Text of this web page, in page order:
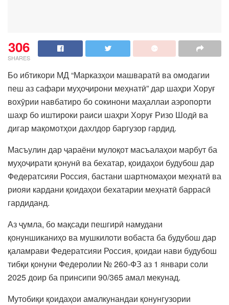
306
SHARES
Бо ибтикори МД “Марказҳои машваратӣ ва омодагии
пеш аз сафари муҳоҷирони меҳнатӣ” дар шаҳри Хоруғ
вохӯрии навбатиро бо сокинони маҳаллаи аэропорти
шаҳр бо иштироки раиси шаҳри Хоруғ Ризо Шодӣ ва
дигар мақомотҳои дахлдор баргузор гардид.
Масъулин дар ҷараёни мулоқот масъалаҳои марбут ба
муҳоҷирати қонунӣ ва бехатар, қоидаҳои будубош дар
Федератсияи Россия, бастани шартномаҳои меҳнатӣ ва
риояи кардани қоидаҳои бехатарии меҳнатӣ баррасӣ
гардиданд.
Аз ҷумла, бо мақсади пешгирӣ намудани
қонуншиканиҳо ва мушкилоти вобаста ба будубош дар
қаламрави Федератсияи Россия, қоидаи нави будубош
тибқи қонуни Федеролии № 260-ФЗ аз 1 январи соли
2025 доир ба принсипи 90/365 амал мекунад.
Мутобиқи қоидаҳои амалкунандаи қонунгузории